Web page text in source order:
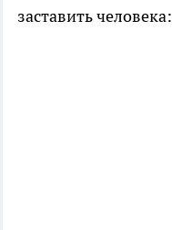
заставить человека: